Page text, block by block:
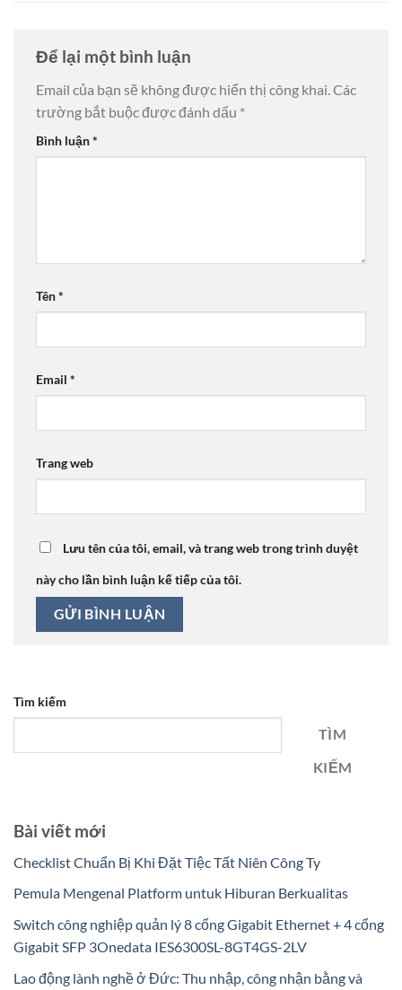
Để lại một bình luận
Email của bạn sẽ không được hiển thị công khai.Các
trường bắt buộc được đánh dấu *
Bình luận*
Tên*
Email *
Trang web
Lưu tên của tôi, email, và trang web trong trình duyệt
này cho lần bình luận kế tiếp của tôi.
Tìm kiếm
TÌM
KIẾM
Bài viết mới
Checklist Chuẩn Bị Khi Đặt Tiệc Tất Niên Công Ty
Pemula Mengenal Platform untuk Hiburan Berkualitas
Switch công nghiệp quản lý 8 cổng Gigabit Ethernet + 4 cổng
Gigabit SFP 3Onedata IES6300SL-8GT4GS-2LV
Lao động lành nghề ở Đức: Thu nhập, công nhận bằng và